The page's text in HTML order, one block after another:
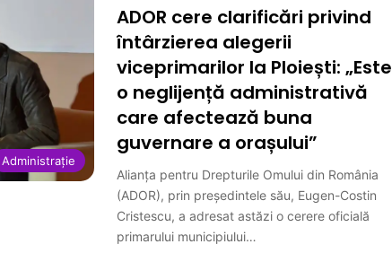
Administrație
ADOR cere clarificări privind
întârzierea alegerii
viceprimarilor la Ploiești: „Este
o neglijență administrativă
care afectează buna
guvernare a orașului”
Alianța pentru Drepturile Omului din România
(ADOR), prin președintele său, Eugen-Costin
Cristescu, a adresat astăzi o cerere oficială
primarului municipiului…